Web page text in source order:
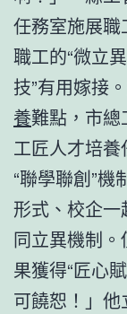
任務室施展
職工的“微立
技”有用嫁接
養難點，市
工匠人才培
“聯學聯創”機
形式、校企一
同立異機制
果獲得“匠心
可饒恕！」